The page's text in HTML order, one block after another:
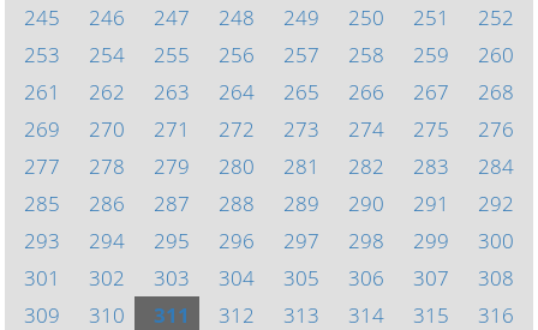
245
246 247 248 249 250 251
252
253
254 255 256 257 258 259
260
261
262 263 264 265 266 267
268
269
270 271 272 273 274 275
276
277
278 279 280 281 282 283
284
285
286 287 288 289 290 291
292
293
294 295 296 297 298 299
300
301
302 303 304 305 306 307
308
309
310 311 312 313 314 315
316